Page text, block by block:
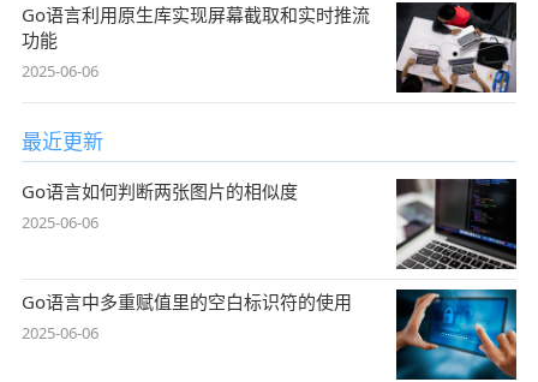
Go语言利用原生库实现屏幕截取和实时推流
功能
2025-06-06
最近更新
Go语言如何判断两张图片的相似度
2025-06-06
Go语言中多重赋值里的空白标识符的使用
2025-06-06